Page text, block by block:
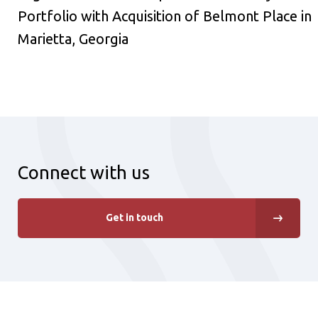
Portfolio with Acquisition of Belmont Place in
Marietta, Georgia
Connect with us
Get in touch